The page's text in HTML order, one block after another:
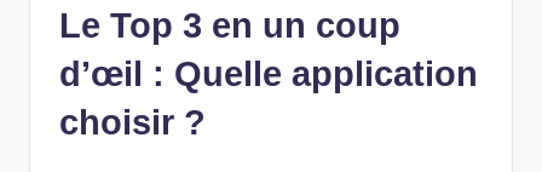
Le Top 3 en un coup
d’œil : Quelle application
choisir ?